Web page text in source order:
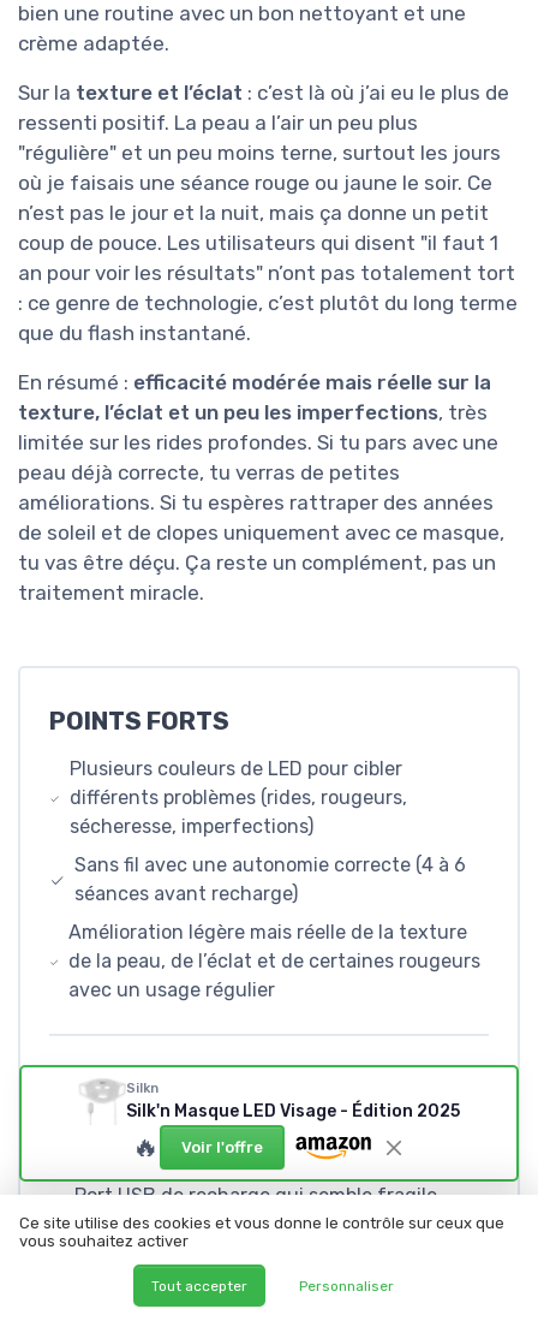
bien une routine avec un bon nettoyant et une
crème adaptée.
Sur la texture et l’éclat : c’est là où j’ai eu le plus de
ressenti positif. La peau a l’air un peu plus
"régulière" et un peu moins terne, surtout les jours
où je faisais une séance rouge ou jaune le soir. Ce
n’est pas le jour et la nuit, mais ça donne un petit
coup de pouce. Les utilisateurs qui disent "il faut 1
an pour voir les résultats" n’ont pas totalement tort
: ce genre de technologie, c’est plutôt du long terme
que du flash instantané.
En résumé : efficacité modérée mais réelle sur la
texture, l’éclat et un peu les imperfections, très
limitée sur les rides profondes. Si tu pars avec une
peau déjà correcte, tu verras de petites
améliorations. Si tu espères rattraper des années
de soleil et de clopes uniquement avec ce masque,
tu vas être déçu. Ça reste un complément, pas un
traitement miracle.
POINTS FORTS
Plusieurs couleurs de LED pour cibler
différents problèmes (rides, rougeurs,
sécheresse, imperfections)
Sans fil avec une autonomie correcte (4 à 6
séances avant recharge)
Amélioration légère mais réelle de la texture
de la peau, de l’éclat et de certaines rougeurs
avec un usage régulier
POINTS FAIBLES
Effet limité sur les rides marquées, résultats
plutôt lents et modérés
Port USB de recharge qui semble fragile,
risque de casse à moyen terme
Prix élevé pour un appareil qui reste un
complément et pas un traitement miracle
Silkn
Silk'n Masque LED Visage - Édition 2025
🔥 Voir l'offre
Ce site utilise des cookies et vous donne le contrôle sur ceux que
vous souhaitez activer
Tout accepter Personnaliser